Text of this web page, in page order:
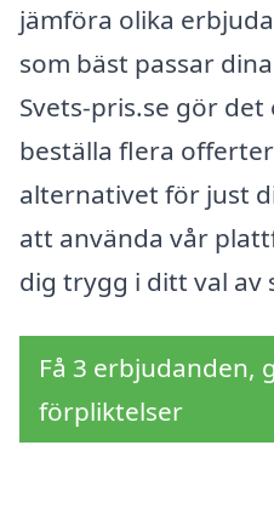
jämföra olika
som bäst passar
Svets-pris.se gör
beställa flera
alternativet för just
att använda vår
dig trygg i ditt val av
Få 3 erbjudanden,
förpliktelser